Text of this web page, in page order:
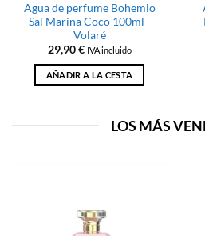
Agua de perfume Bohemio
Sal Marina Coco 100ml -
Volaré
29,90€ IVA incluido
AÑADIR A LA CESTA
LOS MÁS